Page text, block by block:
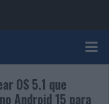
OS 5.1 que
Android 15 para